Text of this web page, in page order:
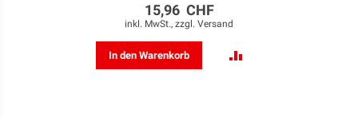
15,96 CHF
inkl. MwSt., zzgl. Versand
In den Warenkorb